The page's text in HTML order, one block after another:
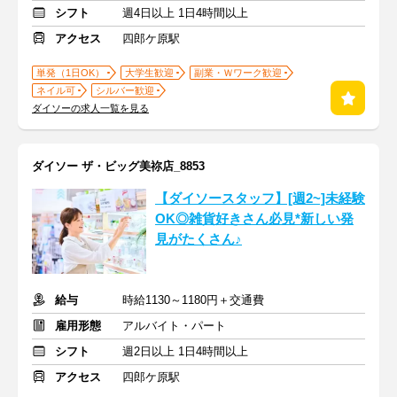
シフト
週4日以上 1日4時間以上
アクセス
四郎ケ原駅
単発（1日OK） 大学生歓迎
副業・Ｗワーク歓迎
ネイル可
シルバー歓迎
ダイソーの求人一覧を見る
ダイソー ザ・ビッグ美祢店_8853
【ダイソースタッフ】[週2~]未経験
OK◎雑貨好きさん必見*新しい発
見がたくさん♪
給与
時給1130～1180円＋交通費
雇用形態
アルバイト・パート
シフト
週2日以上 1日4時間以上
アクセス
四郎ケ原駅